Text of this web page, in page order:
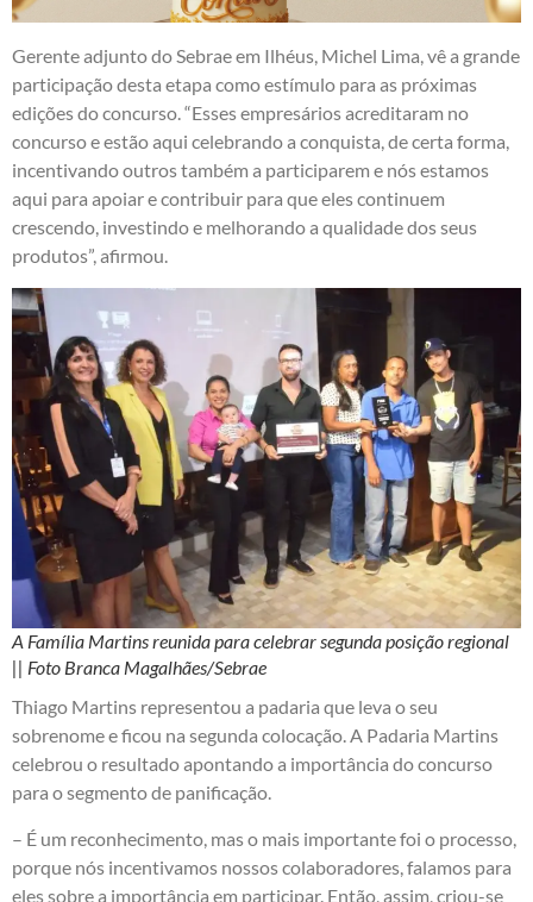
Gerente adjunto do Sebrae em Ilhéus, Michel Lima, vê a grande
participação desta etapa como estímulo para as próximas
edições do concurso. “Esses empresários acreditaram no
concurso e estão aqui celebrando a conquista, de certa forma,
incentivando outros também a participarem e nós estamos
aqui para apoiar e contribuir para que eles continuem
crescendo, investindo e melhorando a qualidade dos seus
produtos”, afirmou.
A Família Martins reunida para celebrar segunda posição regional
|| Foto Branca Magalhães/Sebrae
Thiago Martins representou a padaria que leva o seu
sobrenome e ficou na segunda colocação. A Padaria Martins
celebrou o resultado apontando a importância do concurso
para o segmento de panificação.
– É um reconhecimento, mas o mais importante foi o processo,
porque nós incentivamos nossos colaboradores, falamos para
eles sobre a importância em participar. Então, assim, criou-se